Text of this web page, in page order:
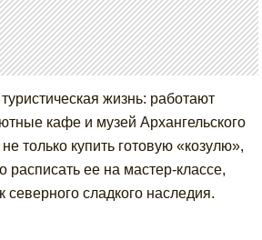
жизнь: работают
кафе и музей Архангельского
только купить готовую «козулю»,
расписать ее на мастер-классе,
северного сладкого наследия.